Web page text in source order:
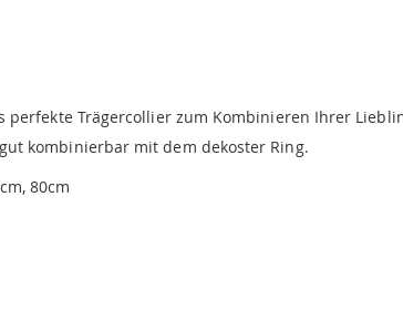
Trägercollier zum Kombinieren Ihrer
kombinierbar mit dem dekoster Ring.
80cm